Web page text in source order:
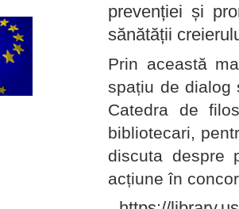
prevenției și
sănătății
Prin această
spațiu de dialog
Catedra de
bibliotecari,
discuta despre
acțiune în